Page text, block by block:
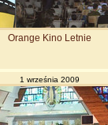
Orange Kino Letnie
1 września 2009